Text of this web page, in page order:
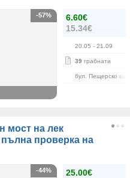
6.60€
15.34€
20.05 - 21.09
39 грабнати
бул. Пещерско
-57%
мост на лек
проверка на
25.00€
-44%